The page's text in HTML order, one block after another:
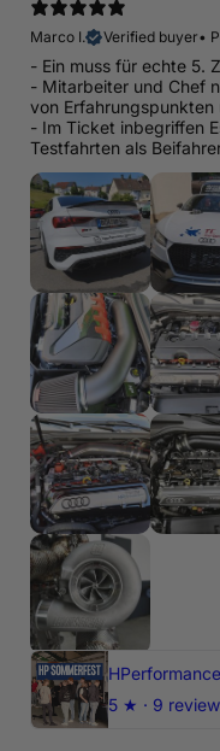
Marco I.
Verified buyer•
- Ein muss für echte 5.
- Mitarbeiter und Chef
von
- Im Ticket inbegriffen
Testfahrten als
5 ★ · 9